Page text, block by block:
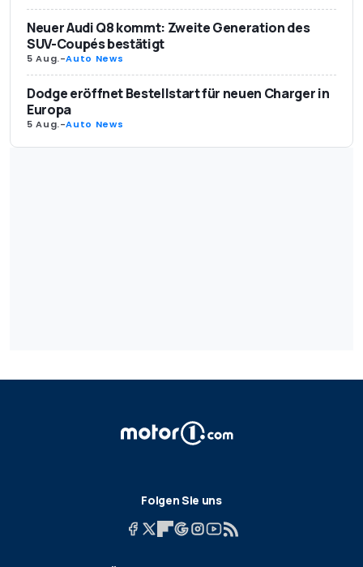
Neuer Audi Q8 kommt: Zweite Generation des
SUV-Coupés bestätigt
5 Aug.-Auto News
Dodge eröffnet Bestellstart für neuen Charger in
Europa
5 Aug.-Auto News
Folgen Sie uns